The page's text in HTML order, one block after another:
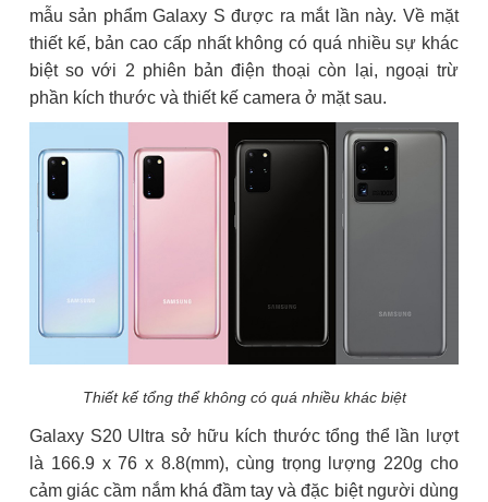
mẫu sản phẩm Galaxy S được ra mắt lần này. Về mặt
thiết kế, bản cao cấp nhất không có quá nhiều sự khác
biệt so với 2 phiên bản điện thoại còn lại, ngoại trừ
phần kích thước và thiết kế camera ở mặt sau.
Thiết kế tổng thể không có quá nhiều khác biệt
Galaxy S20 Ultra sở hữu kích thước tổng thể lần lượt
là 166.9 x 76 x 8.8(mm), cùng trọng lượng 220g cho
cảm giác cầm nắm khá đầm tay và đặc biệt người dùng